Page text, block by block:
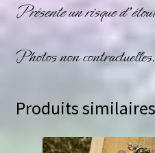
Présente un risque
Photos non contractuelles.
Produits similaires